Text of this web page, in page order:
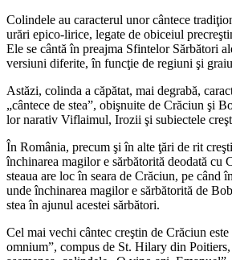
Colindele au caracterul unor cântece
urări epico-lirice, legate de obiceiul
Ele se cântă în preajma Sfintelor Sărbători
versiuni diferite, în funcţie de regiuni şi
Astăzi, colinda a căpătat, mai degrabă,
„cântece de stea”, obişnuite de Crăciun şi
lor narativ Viflaimul, Irozii şi subiectele
În România, precum şi în alte ţări de rit
închinarea magilor e sărbătorită deodată cu
steaua are loc în seara de Crăciun, pe când
unde închinarea magilor e sărbătorită de
stea în ajunul acestei sărbători.
Cel mai vechi cântec creştin de Crăciun este
omnium”, compus de St. Hilary din